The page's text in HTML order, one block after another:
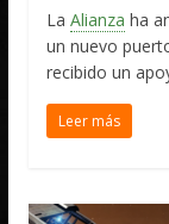
LaAlianza ha
un nuevo
recibido un
Leer más